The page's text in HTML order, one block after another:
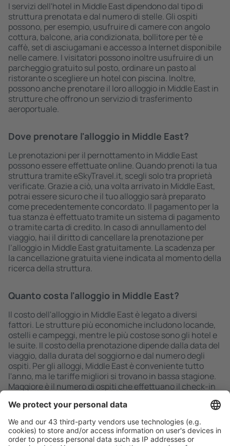
I servizi dell'hotel in Middle East dipendono dal tipo di
struttura prenotata e dal numero di stelle. Gli ospiti
possono, per esempio, usufruire di camere con angolo
cottura, balcone, aria condizionata, bollitore per tè e
caffè, set di asciugamani e accesso a Internet disponibile
nelle camere. I visitatori possono inoltre usufruire di un
parcheggio gratuito sul posto, ordinare un pasto al
ristorante o scegliere un hotel con piscina. Inoltre,
possono anche prenotare il loro alloggio in Middle East in
strutture che offrono un servizio di trasferimento
aeroportuale.
Dove prenotare l'alloggio in Middle East?
Le prenotazioni per il pernottamento in Middle East
possono essere effettuate online. Quando prenoti la tua
struttura tramite eSkyTravel.it, scegli solo tra proprietà
verificate. Grazie a ciò, una volta arrivato in Middle East,
potrai essere sicuro che il tuo alloggio sarà preparato
come precedentemente concordato. Il pagamento per la
tua stanza è effettuato tramite un sistema di pagamento
o tramite carta di credito. In caso di annullamento del
viaggio, hai il diritto di cancellare la prenotazione per
l’alloggio in Middle East gratuitamente. La scadenza per
la cancellazione gratuita viene indicata al momento della
ricerca della struttura.
Quanto costa l'alloggio in Middle East?
Il costo dell'alloggio in Middle East è legato a diversi
fattori. Le strutture più economiche includono locande,
ostelli e campeggi, mentre le più costose sono gli hotel e
le suite. Il costo della prenotazione dipende dalla data del
viaggio, dalla durata del soggiorno e dal numero degli
ospiti. Per gli alloggi, Middle East è conveniente tutto
l'anno, ma le tariffe migliori si trovano in bassa stagione.
Maggiore è il numero di ospiti che effettuano il check-in
risparmiare di più prenotando un alloggio in Middle East
per più di una settimana.